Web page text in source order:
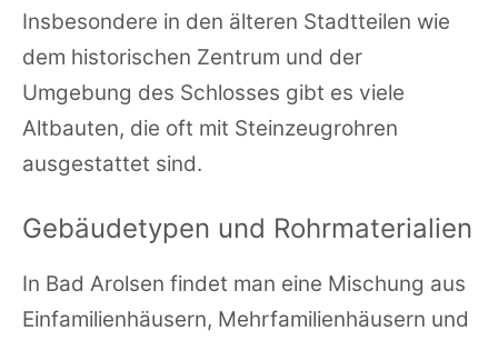
Insbesondere in den älteren Stadtteilen wie
dem historischen Zentrum und der
Umgebung des Schlosses gibt es viele
Altbauten, die oft mit Steinzeugrohren
ausgestattet sind.
Gebäudetypen und Rohrmaterialien
In Bad Arolsen findet man eine Mischung aus
Einfamilienhäusern, Mehrfamilienhäusern und